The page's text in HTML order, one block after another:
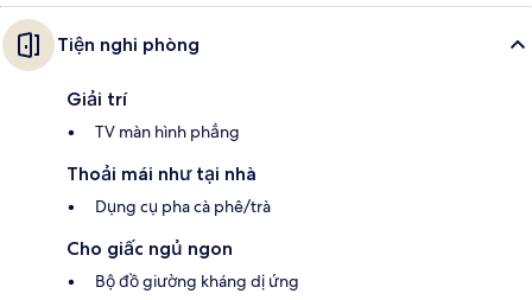
Tiện nghi phòng
Giải trí
TV màn hình phẳng
Thoải mái như tại nhà
Dụng cụ pha cà phê/trà
Cho giấc ngủ ngon
Bộ đồ giường kháng dị ứng